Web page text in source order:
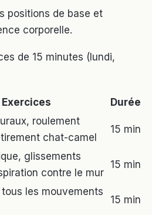
positions de base et
corporelle.
de 15 minutes (lundi,
Exercices Durée
roulement
chat-camel
15 min
glissements
contre le mur
15 min
tous les mouvements
15 min